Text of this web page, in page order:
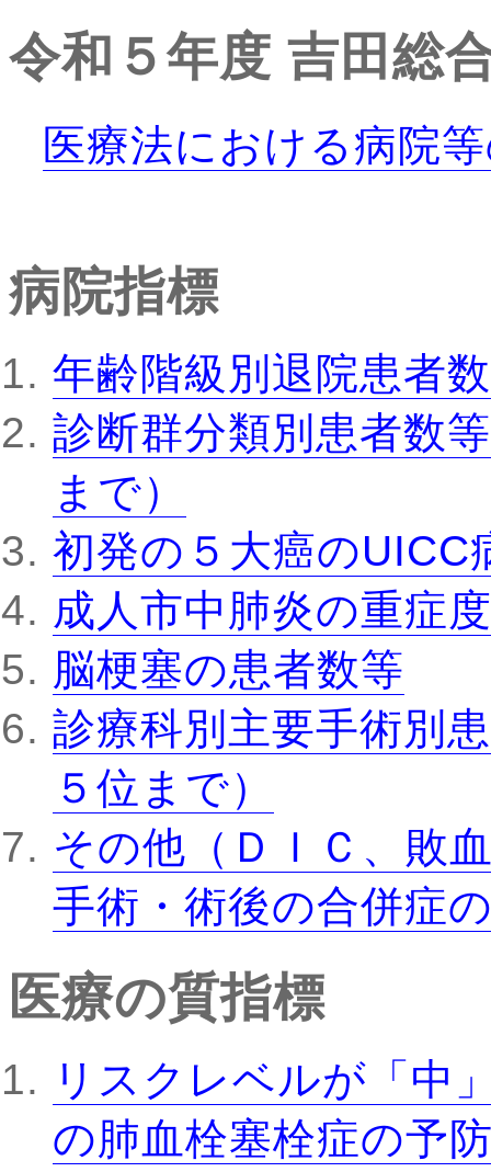
令和５年度 吉田総
医療法における病院
病院指標
年齢階級別退院患者数
診断群分類別患者数
まで）
初発の５大癌のUICC
成人市中肺炎の重症
脳梗塞の患者数等
診療科別主要手術別
５位まで）
その他（ＤＩＣ、敗
手術・術後の合併症
医療の質指標
リスクレベルが「中
の肺血栓塞栓症の予